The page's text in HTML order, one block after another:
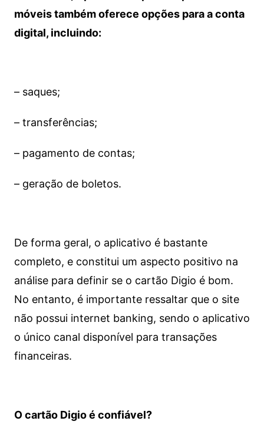
móveis também oferece opções para a conta
digital, incluindo:
– saques;
– transferências;
– pagamento de contas;
– geração de boletos.
De forma geral, o aplicativo é bastante
completo, e constitui um aspecto positivo na
análise para definir se o cartão Digio é bom.
No entanto, é importante ressaltar que o site
não possui internet banking, sendo o aplicativo
o único canal disponível para transações
financeiras.
O cartão Digio é confiável?